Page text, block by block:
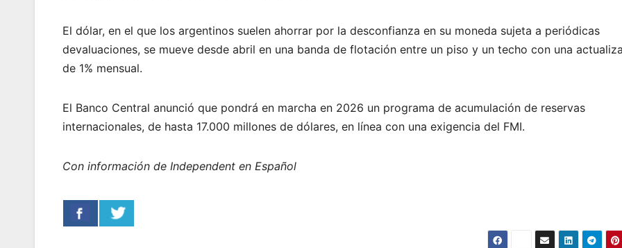
El dólar, en el que los argentinos suelen ahorrar por la desconfianza en su moneda sujeta a periódicas
devaluaciones, se mueve desde abril en una banda de flotación entre un piso y un techo con una
de 1% mensual.
El Banco Central anunció que pondrá en marcha en 2026 un programa de acumulación de reservas
internacionales, de hasta 17.000 millones de dólares, en línea con una exigencia del FMI.
Con información de Independent en Español